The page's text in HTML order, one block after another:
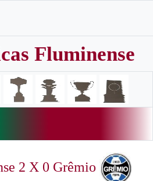
Fluminense
2 X 0 Grêmio